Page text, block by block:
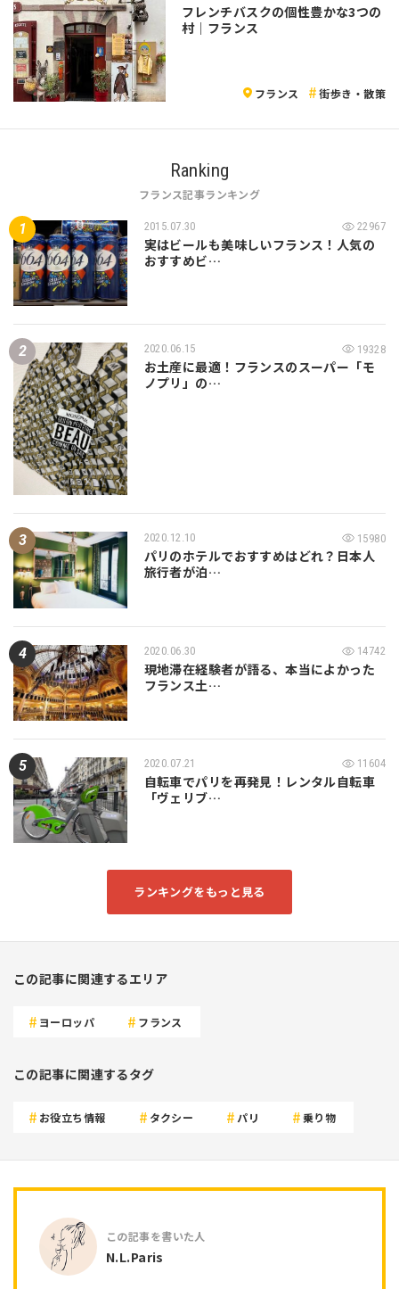
フレンチバスクの個性豊かな3つの
村｜フランス
フランス 街歩き・散策
Ranking
フランス記事ランキング
2015.07.30 22967
実はビールも美味しいフランス！人気の
おすすめビ…
2020.06.15 19328
お土産に最適！フランスのスーパー「モ
ノプリ」の…
2020.12.10 15980
パリのホテルでおすすめはどれ？日本人
旅行者が泊…
2020.06.30 14742
現地滞在経験者が語る、本当によかった
フランス土…
2020.07.21 11604
自転車でパリを再発見！レンタル自転車
「ヴェリブ…
ランキングをもっと見る
この記事に関連するエリア
ヨーロッパ フランス
この記事に関連するタグ
お役立ち情報 タクシー パリ 乗り物
N.L.Paris